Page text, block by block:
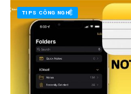
TIPS CÔNG NGHỆ